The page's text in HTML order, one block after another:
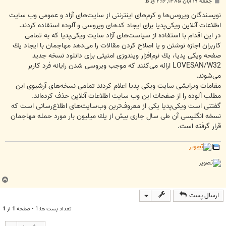
ت
نویسندگان ویروس‌‏ها و كرم‌‏های اینترنتی از سایت‌‏های آزاد و عمومی وب‌ سایت
اطلاعات آنلاین ویكی‌پدیا برای ایجاد كدهای ویروسی و آلوده استفاده كردند.
در این اقدام با استفاده از سیاست‌‏های آزاد سایت ویكی‌پدیا كه به تمامی
كاربران اجازه نوشتن و یا اصلاح كردن مقالات را می‌‏دهد مهاجمان با ایجاد یك
صفحه ویكی پدیا، یك نرم‌افزار ویندوزی امنیتی برای دانلود نسخه جدید
LOVESAN/W32 ارائه می‌كنند كه موجب ویروسی شدن رایانه فرد كاربر
می‌‏شوند.
مقامات ویرایشی سایت ویكی پدیا اعلام كردند تمامی نسخه‌‏های آرشیوی این
مطلب آلوده را از صفحات این وب سایت اطلاعات آنلاین حذف كرده‌‏اند.
گفتنی است ویكی‌پدیا یكی از معروف‌‏ترین وب‌سایت‌‏های اطلاع‌‏رسانی است كه
نسخه انگلیسی آن طی سال جاری بیش از یك میلیون بار مورد حمله مهاجمان
قرار گرفته است.
ارسال پست
تعداد پست ها:1 • صفحه 1 از 1